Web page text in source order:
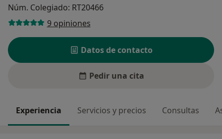
Núm. Colegiado: RT20466
9 opiniones
Datos de contacto
Pedir una cita
Experiencia Servicios y precios Consultas